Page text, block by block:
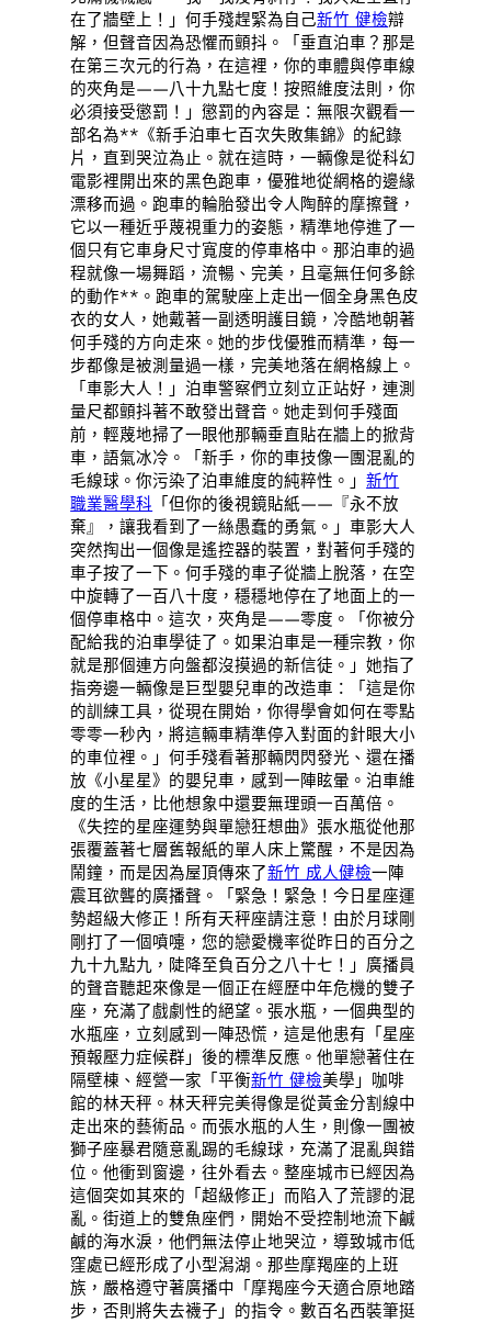
在了牆壁上！」何手殘趕緊為自己新竹 健檢辯
解，但聲音因為恐懼而顫抖。「垂直泊車？那是
在第三次元的行為，在這裡，你的車體與停車線
的夾角是——八十九點七度！按照維度法則，你
必須接受懲罰！」懲罰的內容是：無限次觀看一
部名為**《新手泊車七百次失敗集錦》的紀錄
片，直到哭泣為止。就在這時，一輛像是從科幻
電影裡開出來的黑色跑車，優雅地從網格的邊緣
漂移而過。跑車的輪胎發出令人陶醉的摩擦聲，
它以一種近乎蔑視重力的姿態，精準地停進了一
個只有它車身尺寸寬度的停車格中。那泊車的過
程就像一場舞蹈，流暢、完美，且毫無任何多餘
的動作**。跑車的駕駛座上走出一個全身黑色皮
衣的女人，她戴著一副透明護目鏡，冷酷地朝著
何手殘的方向走來。她的步伐優雅而精準，每一
步都像是被測量過一樣，完美地落在網格線上。
「車影大人！」泊車警察們立刻立正站好，連測
量尺都顫抖著不敢發出聲音。她走到何手殘面
前，輕蔑地掃了一眼他那輛垂直貼在牆上的掀背
車，語氣冰冷。「新手，你的車技像一團混亂的
毛線球。你污染了泊車維度的純粹性。」新竹
職業醫學科 「但你的後視鏡貼紙——『永不放
棄』，讓我看到了一絲愚蠢的勇氣。」車影大人
突然掏出一個像是遙控器的裝置，對著何手殘的
車子按了一下。何手殘的車子從牆上脫落，在空
中旋轉了一百八十度，穩穩地停在了地面上的一
個停車格中。這次，夾角是——零度。「你被分
配給我的泊車學徒了。如果泊車是一種宗教，你
就是那個連方向盤都沒摸過的新信徒。」她指了
指旁邊一輛像是巨型嬰兒車的改造車：「這是你
的訓練工具，從現在開始，你得學會如何在零點
零零一秒內，將這輛車精準停入對面的針眼大小
的車位裡。」何手殘看著那輛閃閃發光、還在播
放《小星星》的嬰兒車，感到一陣眩暈。泊車維
度的生活，比他想象中還要無理頭一百萬倍。
《失控的星座運勢與單戀狂想曲》張水瓶從他那
張覆蓋著七層舊報紙的單人床上驚醒，不是因為
鬧鐘，而是因為屋頂傳來了新竹 成人健檢一陣
震耳欲聾的廣播聲。「緊急！緊急！今日星座運
勢超級大修正！所有天秤座請注意！由於月球剛
剛打了一個噴嚏，您的戀愛機率從昨日的百分之
九十九點九，陡降至負百分之八十七！」廣播員
的聲音聽起來像是一個正在經歷中年危機的雙子
座，充滿了戲劇性的絕望。張水瓶，一個典型的
水瓶座，立刻感到一陣恐慌，這是他患有「星座
預報壓力症候群」後的標準反應。他單戀著住在
隔壁棟、經營一家「平衡新竹 健檢美學」咖啡
館的林天秤。林天秤完美得像是從黃金分割線中
走出來的藝術品。而張水瓶的人生，則像一團被
獅子座暴君隨意亂踢的毛線球，充滿了混亂與錯
位。他衝到窗邊，往外看去。整座城市已經因為
這個突如其來的「超級修正」而陷入了荒謬的混
亂。街道上的雙魚座們，開始不受控制地流下鹹
鹹的海水淚，他們無法停止地哭泣，導致城市低
窪處已經形成了小型潟湖。那些摩羯座的上班
族，嚴格遵守著廣播中「摩羯座今天適合原地踏
步，否則將失去襪子」的指令。數百名西裝筆挺